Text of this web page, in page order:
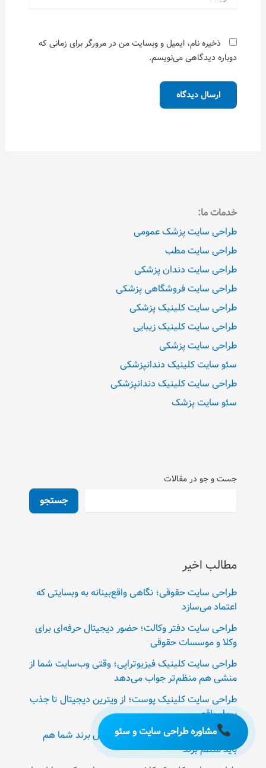
ذخیره نام، ایمیل و وبسایت من در مرورگر برای زمانی که
دوباره دیدگاهی می‌نویسم.
خدمات ما:
طراحی سایت پزشک عمومی
طراحی سایت مطب
طراحی سایت دندان پزشکی
طراحی سایت فروشگاهی پزشکی
طراحی سایت کلینیک پزشکی
طراحی سایت کلینیک زیبایی
طراحی سایت پزشکی
سئو سایت کلینیک دندانپزشکی
طراحی سایت کلینیک دندانپزشکی
سئو سایت پزشک
جست و جو در مقالات
جستجو
مطالب اخیر
طراحی سایت حقوقی؛ نگاهی واقع‌بینانه به وبسایتی که
اعتماد می‌سازد
طراحی سایت دفتر وکالت؛ حضور دیجیتال حرفه‌ای برای
وکلا و موسسات حقوقی
طراحی سایت کلینیک فیزیوتراپی؛ وقتی وب‌سایت شما از
منشی هم منظم‌تر جواب می‌دهد
طراحی سایت کلینیک پوست؛ از ویترین دیجیتال تا جذب
بیمار واقعی
طراحی سایت کلینیک قلب؛ وقتی نبض برند شما هم
باید منظم بزند
مشاوره طراحی سایت و سئو